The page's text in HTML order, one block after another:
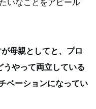
母親としてと、プロ
やって両立している
ベーションになってい